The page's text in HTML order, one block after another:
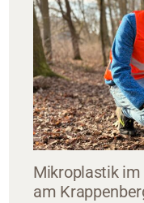
Mikroplastik im
am